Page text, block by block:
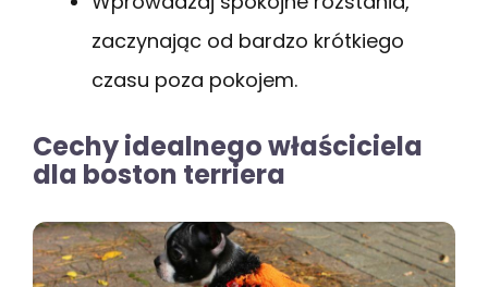
zaczynając od bardzo krótkiego
czasu poza pokojem.
Cechy idealnego właściciela
dla boston terriera